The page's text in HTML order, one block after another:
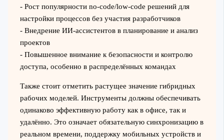
- Рост популярности no-code/low-code решений для
настройки процессов без участия разработчиков
- Внедрение ИИ-ассистентов в планирование и анализ
проектов
- Повышенное внимание к безопасности и контролю
доступа, особенно в распределённых командах
Также стоит отметить растущее значение гибридных
рабочих моделей. Инструменты должны обеспечивать
одинаково эффективную работу как в офисе, так и
удалённо. Это означает обязательную синхронизацию в
реальном времени, поддержку мобильных устройств и